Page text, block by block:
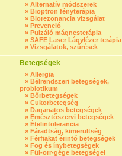
» Alternatív módszerek
» Bioptron fényterápia
» Biorezonancia vizsgálat
» Prevenció
» Pulzáló mágnesterápia
» SAFE Laser Lágylézer terápia
» Vizsgálatok, szűrések
Betegségek
» Allergia
» Bélrendszeri betegségek,
probiotikum
» Bőrbetegségek
» Cukorbetegség
» Daganatos betegségek
» Emésztőszervi betegségek
» Ételintolerancia
» Fáradtság, kimerültség
» Férfiakat érintő betegségek
» Fog és ínybetegségek
» Fül-orr-gége betegségei